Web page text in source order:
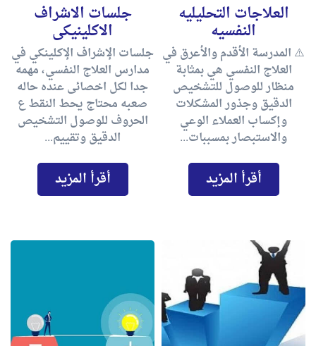
العلاجات التحليليه
النفسيه
⚠️ المدرسة الأقدم والأعرق في
العلاج النفسي هي بمثابة
منظار للوصول للتشخيص
الدقيق وجذور المشكلات
وإكساب العملاء الوعي
والاستبصار بمسببات...
أقرأ المزيد
جلسات الاشراف
الاكلينيكى
جلسات الإشراف الإكلينكي في
مدارس العلاج النفسي، مهمه
جدا لكل اخصائى عنده حاله
صعبه محتاج يحط النقط ع
الحروف للوصول التشخيص
الدقيق وتقييم...
أقرأ المزيد